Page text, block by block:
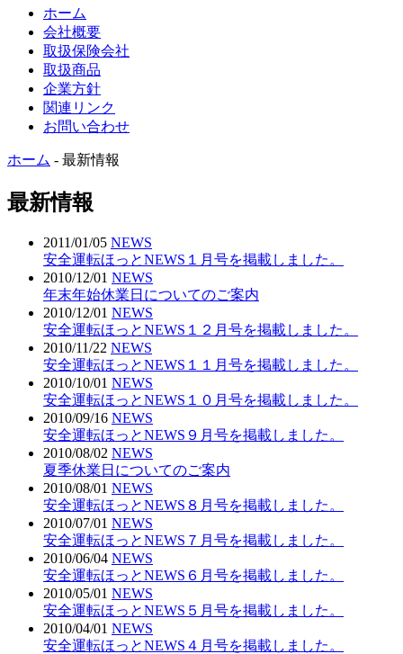
ホーム
会社概要
取扱保険会社
取扱商品
企業方針
関連リンク
お問い合わせ
ホーム - 最新情報
最新情報
2011/01/05 NEWS
安全運転ほっとNEWS１月号を掲載しました。
2010/12/01 NEWS
年末年始休業日についてのご案内
2010/12/01 NEWS
安全運転ほっとNEWS１２月号を掲載しました。
2010/11/22 NEWS
安全運転ほっとNEWS１１月号を掲載しました。
2010/10/01 NEWS
安全運転ほっとNEWS１０月号を掲載しました。
2010/09/16 NEWS
安全運転ほっとNEWS９月号を掲載しました。
2010/08/02 NEWS
夏季休業日についてのご案内
2010/08/01 NEWS
安全運転ほっとNEWS８月号を掲載しました。
2010/07/01 NEWS
安全運転ほっとNEWS７月号を掲載しました。
2010/06/04 NEWS
安全運転ほっとNEWS６月号を掲載しました。
2010/05/01 NEWS
安全運転ほっとNEWS５月号を掲載しました。
2010/04/01 NEWS
安全運転ほっとNEWS４月号を掲載しました。